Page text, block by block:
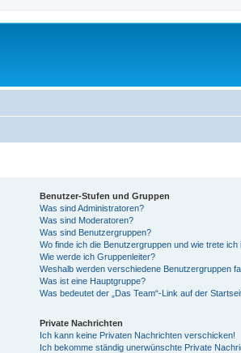
Benutzer-Stufen und Gruppen
Was sind Administratoren?
Was sind Moderatoren?
Was sind Benutzergruppen?
Wo finde ich die Benutzergruppen und wie trete ich
Wie werde ich Gruppenleiter?
Weshalb werden verschiedene Benutzergruppen
Was ist eine Hauptgruppe?
Was bedeutet der „Das Team“-Link auf der
Private Nachrichten
Ich kann keine Privaten Nachrichten verschicken!
Ich bekomme ständig unerwünschte Private